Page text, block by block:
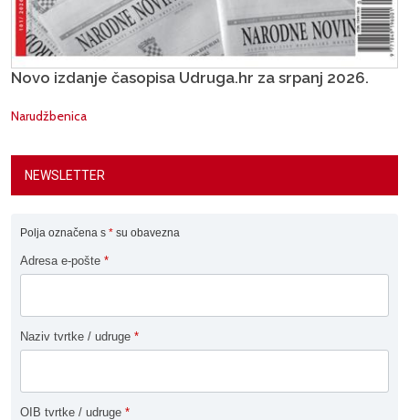
Novo izdanje časopisa Udruga.hr za srpanj 2026.
Narudžbenica
NEWSLETTER
Polja označena s * su obavezna
Adresa e-pošte *
Naziv tvrtke / udruge *
OIB tvrtke / udruge *